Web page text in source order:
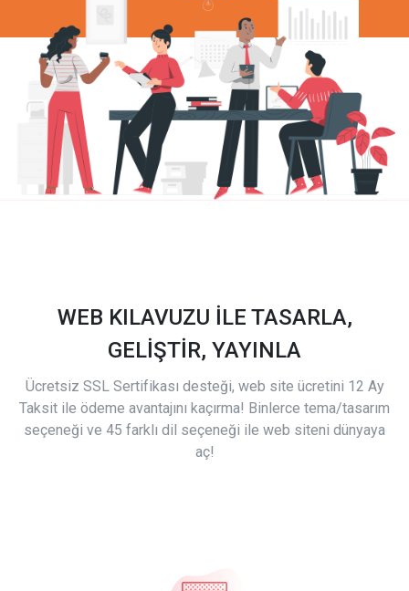
WEB KILAVUZU İLE TASARLA,
GELİŞTİR, YAYINLA
Ücretsiz SSL Sertifikası desteği, web site ücretini 12 Ay
Taksit ile ödeme avantajını kaçırma! Binlerce tema/tasarım
seçeneği ve 45 farklı dil seçeneği ile web siteni dünyaya
aç!